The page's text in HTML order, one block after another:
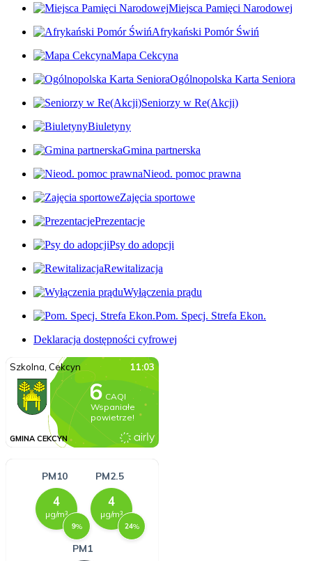
Miejsca Pamięci Narodowej
Afrykański Pomór Świń
Mapa Cekcyna
Ogólnopolska Karta Seniora
Seniorzy w Re(Akcji)
Biuletyny
Gmina partnerska
Nieod. pomoc prawna
Zajęcia sportowe
Prezentacje
Psy do adopcji
Rewitalizacja
Wyłączenia prądu
Pom. Specj. Strefa Ekon.
Deklaracja dostępności cyfrowej